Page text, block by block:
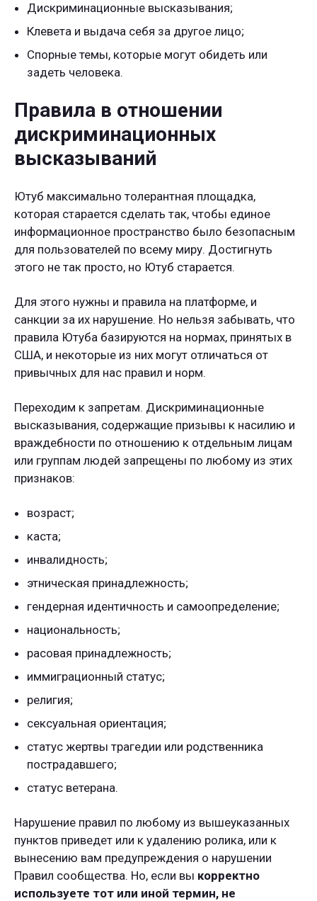
Дискриминационные высказывания;
Клевета и выдача себя за другое лицо;
Спорные темы, которые могут обидеть или
задеть человека.
Правила в отношении
дискриминационных
высказываний
Ютуб максимально толерантная площадка,
которая старается сделать так, чтобы единое
информационное пространство было безопасным
для пользователей по всему миру. Достигнуть
этого не так просто, но Ютуб старается.
Для этого нужны и правила на платформе, и
санкции за их нарушение. Но нельзя забывать, что
правила Ютуба базируются на нормах, принятых в
США, и некоторые из них могут отличаться от
привычных для нас правил и норм.
Переходим к запретам. Дискриминационные
высказывания, содержащие призывы к насилию и
враждебности по отношению к отдельным лицам
или группам людей запрещены по любому из этих
признаков:
возраст;
каста;
инвалидность;
этническая принадлежность;
гендерная идентичность и самоопределение;
национальность;
расовая принадлежность;
иммиграционный статус;
религия;
сексуальная ориентация;
статус жертвы трагедии или родственника
пострадавшего;
статус ветерана.
Нарушение правил по любому из вышеуказанных
пунктов приведет или к удалению ролика, или к
вынесению вам предупреждения о нарушении
Правил сообщества. Но, если вы корректно
используете тот или иной термин, не